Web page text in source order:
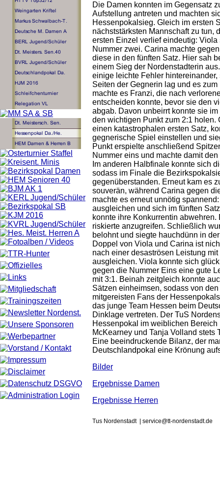
Die Damen konnten im Gegensatz
Aufstellung antreten und machten
Hessenpokalsieg. Gleich im ersten
nächststärksten Mannschaft zu tun,
ersten Einzel verlief eindeutig:
Nummer zwei. Carina machte
diese in den fünften Satz. Hier sah
einem Sieg der Nordenstadterin
einige leichte Fehler
Seiten der Gegnerin lag und es
machte es Franzi, die nach
entscheiden konnte, bevor sie den
abgab. Davon unbeirrt konnte sie
den wichtigen Punkt zum 2:1
einen katastrophalen ersten Satz,
gegnerische Spiel einstellen und
Punkt erspielte anschließend
Nummer eins und machte damit
Im anderen Halbfinale konnte sich
sodass im Finale die
gegenüberstanden. Erneut kam es
souverän, während Carina gegen
machte es erneut unnötig
ausgleichen und sich im fünften
konnte ihre Konkurrentin
riskierte anzugreifen. Schließlich
belohnt und siegte hauchdünn in
Doppel von Viola und Carina ist
nach einer desaströsen Leistung
ausgleichen. Viola konnte sich
gegen die Nummer Eins eine gute
mit 3:1. Beinah zeitgleich konnte
Sätzen einheimsen, sodass von
mitgereisten Fans der
das junge Team Hessen beim
Dinklage vertreten. Der TuS
Hessenpokal im weiblichen
McKearney und Tanja Volland stets
Eine beeindruckende Bilanz, der
Deutschlandpokal eine Krönung
Bilder
Ergebnisse Damen
Ergebnisse Herren
Tus Nordenstadt | service@tt-nordenstadt.de